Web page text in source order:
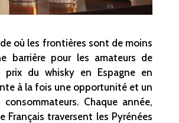
où les frontières sont de moins
barrière pour les amateurs de
prix du whisky en Espagne en
à la fois une opportunité et un
Chaque année,
Français traversent les Pyrénées